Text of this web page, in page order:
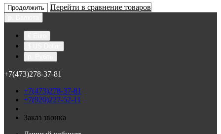
Продолжить Перейти в сравнение товаров
+7(473)278-37-81
+7(473)278-37-81
+7(920)227-52-11
Заказ звонка